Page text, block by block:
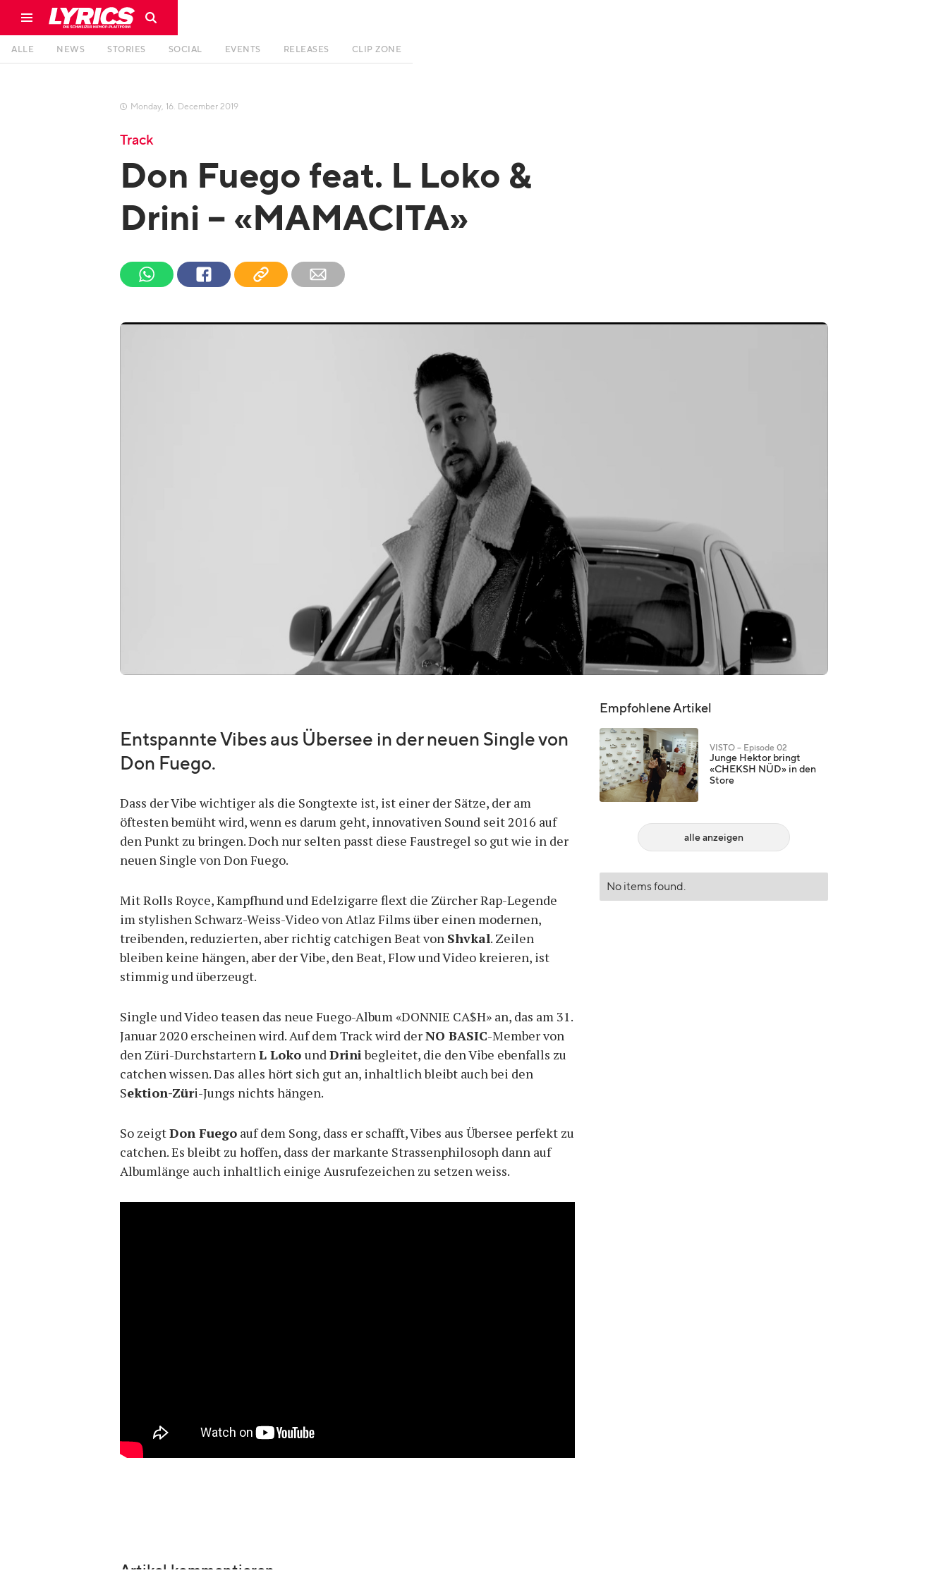
ALLE NEWS STORIES SOCIAL EVENTS RELEASES CLIP ZONE
 Monday, 16. December 2019
Track
Don Fuego feat. L Loko &
Drini – «MAMACITA»
Entspannte Vibes aus Übersee in der neuen Single von
Don Fuego.
Dass der Vibe wichtiger als die Songtexte ist, ist einer der Sätze, der am
öftesten bemüht wird, wenn es darum geht, innovativen Sound seit 2016 auf
den Punkt zu bringen. Doch nur selten passt diese Faustregel so gut wie in der
neuen Single von Don Fuego.
Mit Rolls Royce, Kampfhund und Edelzigarre flext die Zürcher Rap-Legende
im stylishen Schwarz-Weiss-Video von Atlaz Films über einen modernen,
treibenden, reduzierten, aber richtig catchigen Beat von Shvkal. Zeilen
bleiben keine hängen, aber der Vibe, den Beat, Flow und Video kreieren, ist
stimmig und überzeugt.
Single und Video teasen das neue Fuego-Album «DONNIE CA$H» an, das am 31.
Januar 2020 erscheinen wird. Auf dem Track wird derNO BASIC-Member von
den Züri-DurchstarternL Loko undDrinibegleitet, die den Vibe ebenfalls zu
catchen wissen. Das alles hört sich gut an, inhaltlich bleibt auch bei den
Sektion-Züri-Jungs nichts hängen.
So zeigtDon Fuego auf dem Song, dass er schafft, Vibes aus Übersee perfekt zu
catchen. Es bleibt zu hoffen, dass der markante Strassenphilosoph dann auf
Albumlänge auch inhaltlich einige Ausrufezeichen zu setzen weiss.
Artikel kommentieren
Empfohlene Artikel
VISTO – Episode 02
Junge Hektor bringt
«CHEKSH NÜD» in den
Store
alle anzeigen
No items found.